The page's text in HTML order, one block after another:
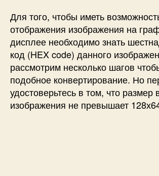
Для того, чтобы иметь
отображения изображения на
дисплее необходимо знать
код (HEX code) данного
рассмотрим несколько шагов
подобное конвертирование. Но
удостоверьтесь в том, что размер
изображения не превышает